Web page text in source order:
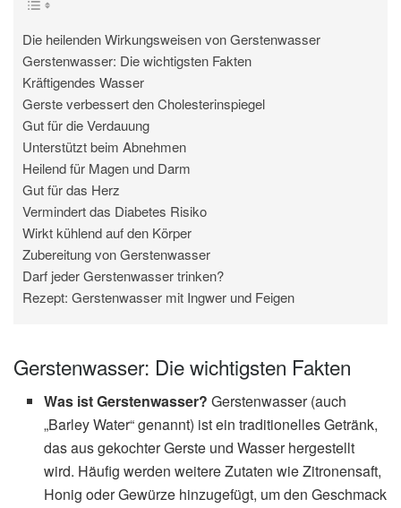
Die heilenden Wirkungsweisen von Gerstenwasser
Gerstenwasser: Die wichtigsten Fakten
Kräftigendes Wasser
Gerste verbessert den Cholesterinspiegel
Gut für die Verdauung
Unterstützt beim Abnehmen
Heilend für Magen und Darm
Gut für das Herz
Vermindert das Diabetes Risiko
Wirkt kühlend auf den Körper
Zubereitung von Gerstenwasser
Darf jeder Gerstenwasser trinken?
Rezept: Gerstenwasser mit Ingwer und Feigen
Gerstenwasser: Die wichtigsten Fakten
Was ist Gerstenwasser? Gerstenwasser (auch
„Barley Water“ genannt) ist ein traditionelles Getränk,
das aus gekochter Gerste und Wasser hergestellt
wird. Häufig werden weitere Zutaten wie Zitronensaft,
Honig oder Gewürze hinzugefügt, um den Geschmack